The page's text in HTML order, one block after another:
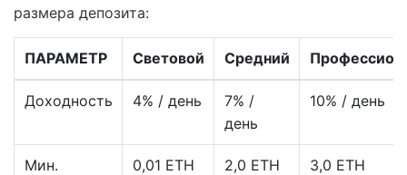
размера депозита:
ПАРАМЕТР Световой Средний
Доходность 4% / день
7% /
день
10% / день
Мин.
0,01 ETH 2,0 ETH 3,0 ETH